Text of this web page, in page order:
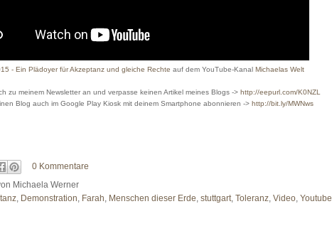
- Ein Plädoyer für Akzeptanz und gleiche Rechte auf dem YouTube-Kanal Michaelas Welt
zu meinem Newsletter an und verpasse keinen Artikel meines Blogs -> http://eepurl.com/K0NZL
Blog auch im Google Play Kiosk mit deinem Smartphone abonnieren -> http://bit.ly/MWNws
0 Kommentare
Michaela Werner
, Demonstration, Farah, Menschen dieser Erde, stuttgart, Toleranz, Video, Youtube